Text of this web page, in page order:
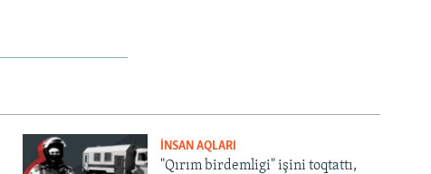
İNSAN AQLARI
"Qırım birdemligi" işini toqtattı,